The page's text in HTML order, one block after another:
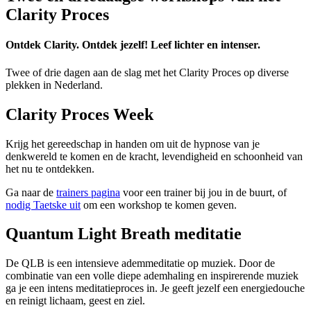
Clarity Proces
Ontdek Clarity. Ontdek jezelf! Leef lichter en intenser.
Twee of drie dagen aan de slag met het Clarity Proces op diverse
plekken in Nederland.
Clarity Proces Week
Krijg het gereedschap in handen om uit de hypnose van je
denkwereld te komen en de kracht, levendigheid en schoonheid van
het nu te ontdekken.
Ga naar de trainers pagina voor een trainer bij jou in de buurt, of
nodig Taetske uit om een workshop te komen geven.
Quantum Light Breath meditatie
De QLB is een intensieve ademmeditatie op muziek. Door de
combinatie van een volle diepe ademhaling en inspirerende muziek
ga je een intens meditatieproces in. Je geeft jezelf een energiedouche
en reinigt lichaam, geest en ziel.